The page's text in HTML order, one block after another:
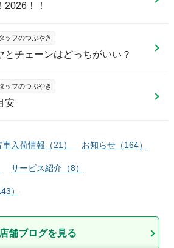
2026！！
ッフのつぶやき
とチェーンはどっちがいい？
ッフのつぶやき
安
車入荷情報 （21 ） お知らせ （164）
サービス紹介 （8）
）
店舗ブログを見る